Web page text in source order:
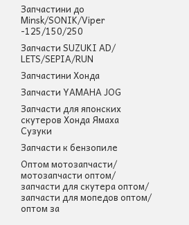
Запчастини до
Minsk/SONIK/Viper
-125/150/250
Запчасти SUZUKI AD/
LETS/SEPIA/RUN
Запчастини Хонда
Запчасти YAMAHA JOG
Запчасти для японских
скутеров Хонда Ямаха
Сузуки
Запчасти к бензопиле
Оптом мотозапчасти/
мотозапчасти оптом/
запчасти для скутера оптом/
запчасти для мопедов оптом/
оптом за